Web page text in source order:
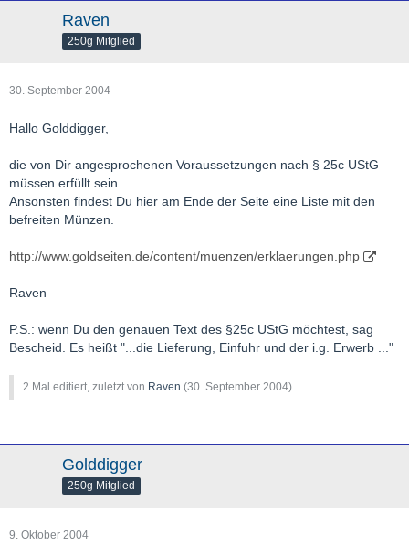
Raven
250g Mitglied
30. September 2004
Hallo Golddigger,
die von Dir angesprochenen Voraussetzungen nach § 25c UStG
müssen erfüllt sein.
Ansonsten findest Du hier am Ende der Seite eine Liste mit den
befreiten Münzen.
http://www.goldseiten.de/content/muenzen/erklaerungen.php
Raven
P.S.: wenn Du den genauen Text des §25c UStG möchtest, sag
Bescheid. Es heißt "...die Lieferung, Einfuhr und der i.g. Erwerb ..."
2 Mal editiert, zuletzt von Raven (30. September 2004)
Golddigger
250g Mitglied
9. Oktober 2004